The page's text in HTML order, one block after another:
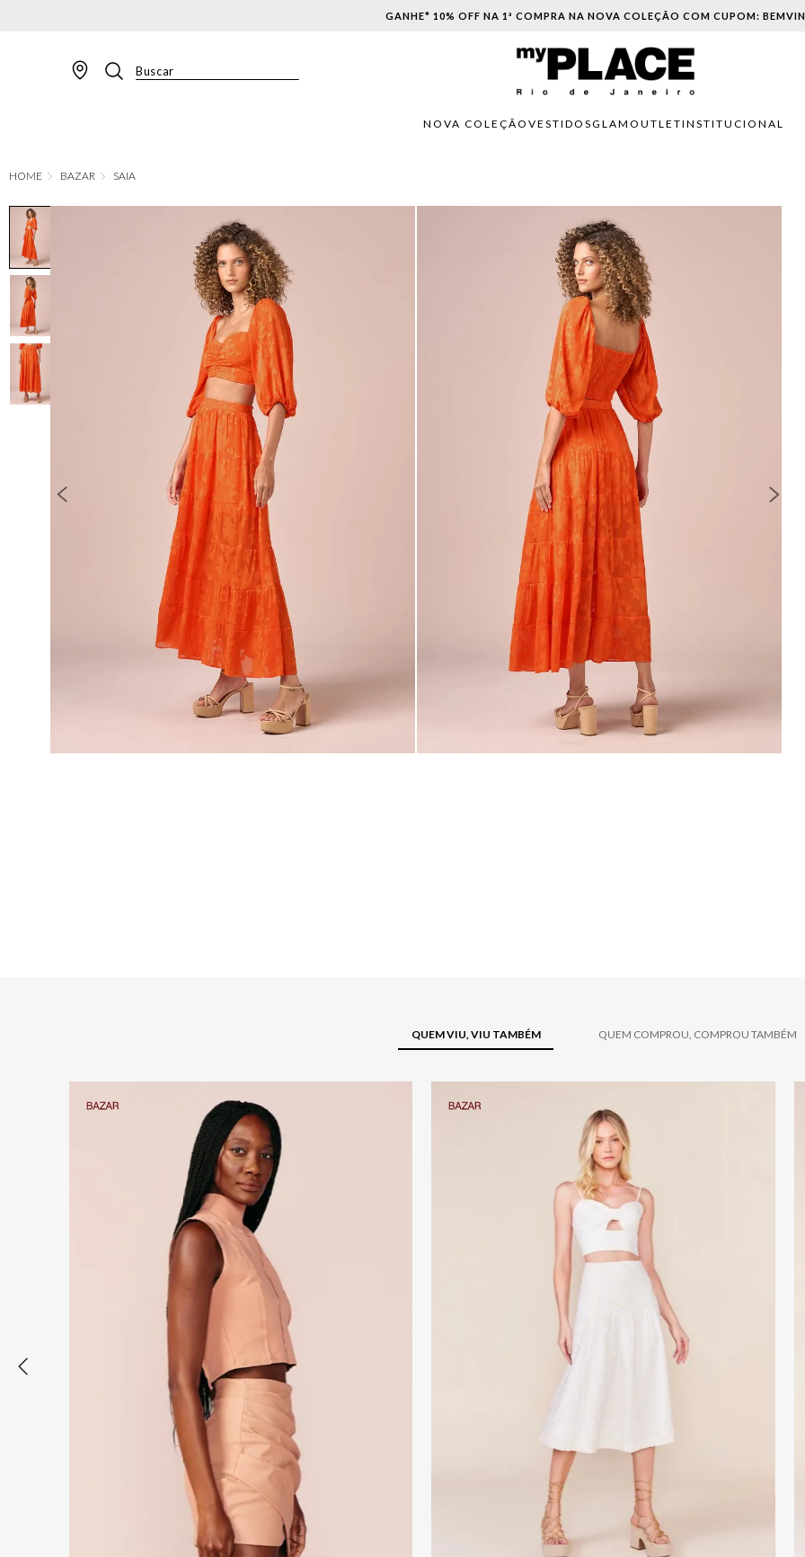
PARCELAMENTO EM ATÉ 6X SEM JUROS. APROVEITE!
Buscar
CALÇA JEANS
NOVA COLEÇÃO VESTIDOSGLAM OUTLETINSTITUCIONAL
BAZAR SAIA
QUEM VIU, VIU TAMBÉM QUEM COMPROU, COMPROU TAMBÉM